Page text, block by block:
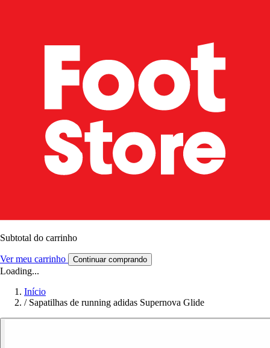
Subtotal do carrinho
Ver meu carrinho Continuar comprando
Loading...
Início
/ Sapatilhas de running adidas Supernova Glide